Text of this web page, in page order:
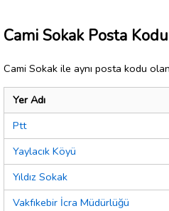
Cami Sokak Posta
Cami Sokak ile aynı posta kodu
Yer Adı
Ptt
Yaylacık Köyü
Yıldız Sokak
Vakfıkebir İcra Müdürlüğü